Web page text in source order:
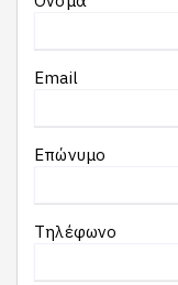
Email
Επώνυμο
Τηλέφωνο